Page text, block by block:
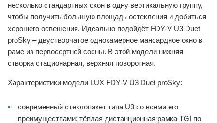
несколько стандартных окон в одну вертикальную группу,
чтобы получить большую площадь остекления и добиться
хорошего освещения. Идеально подойдёт FDY-V U3 Duet
proSky – двустворчатое однокамерное мансардное окно в
раме из первосортной сосны. В этой модели нижняя
створка стационарная, верхняя поворотная.
Характеристики модели LUX FDY-V U3 Duet proSky:
современный стеклопакет типа U3 со всеми его
преимуществами: тёплая дистанционная рамка TGI по